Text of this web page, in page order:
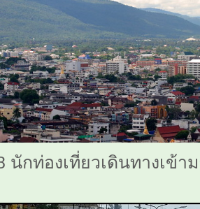
นักท่องเที่ยวเดินทางเข้า